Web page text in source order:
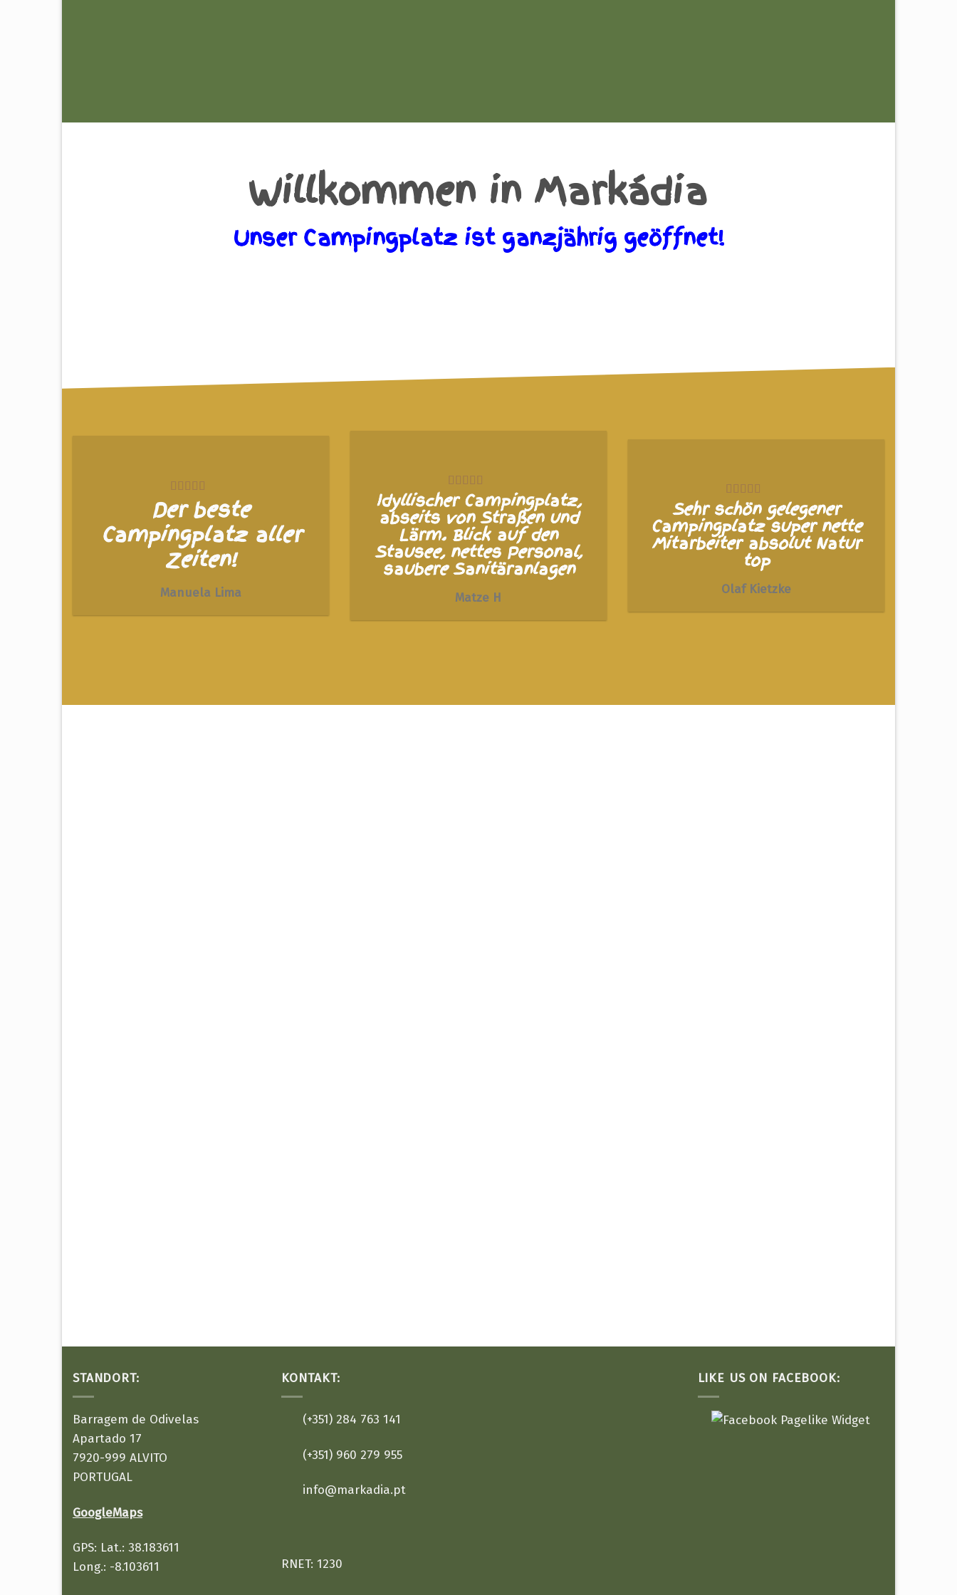
Willkommen in Markádia
Unser Campingplatz ist ganzjährig geöffnet!
Der beste
Campingplatz aller
Zeiten!
Manuela Lima
Idyllischer Campingplatz,
abseits von Straßen und
Lärm. Blick auf den
Stausee, nettes Personal,
saubere Sanitäranlagen
Matze H
Sehr schön gelegener
Campingplatz super nette
Mitarbeiter absolut Natur
top
Olaf Kietzke
STANDORT:
Barragem de Odivelas
Apartado 17
7920-999 ALVITO
PORTUGAL
GoogleMaps
GPS: Lat.: 38.183611
Long.: -8.103611
KONTAKT:
(+351) 284 763 141
(+351) 960 279 955
info@markadia.pt
RNET: 1230
LIKE US ON FACEBOOK: